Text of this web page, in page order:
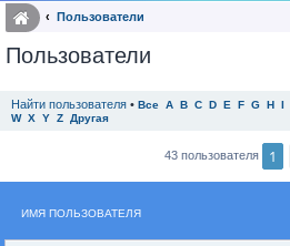
Пользователи
Пользователи
Найти пользователя • Все A B C D E F G H I
W X Y Z Другая
43 пользователя 1
ИМЯ ПОЛЬЗОВАТЕЛЯ